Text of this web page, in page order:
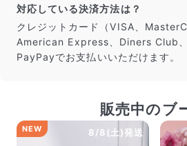
対応している決済方法は？
クレジットカード（VISA、
American Express、Diners Club、
PayPayでお支払いいただけます。
販売中のブ
8/8(土)発送
NEW